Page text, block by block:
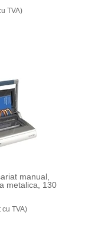
TVA)
manual,
metalica, 130
cu TVA)